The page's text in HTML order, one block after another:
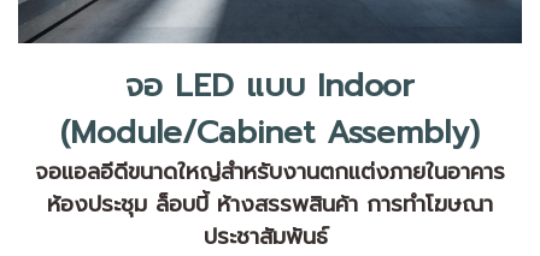
จอ LED แบบ Indoor
(Module/Cabinet Assembly)
จอแอลอีดีขนาดใหญ่สำหรับงานตกแต่งภายในอาคาร
ห้องประชุม ล็อบบี้ ห้างสรรพสินค้า การทำโฆษณา
ประชาสัมพันธ์